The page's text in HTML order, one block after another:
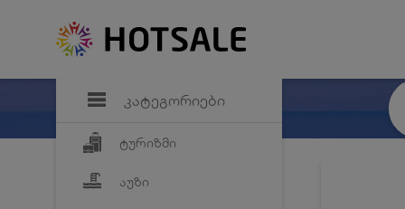
კატეგორიები
ტურიზმი
აუზი